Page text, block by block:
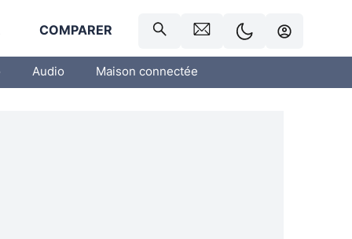
COMPARER
Audio Maison connectée